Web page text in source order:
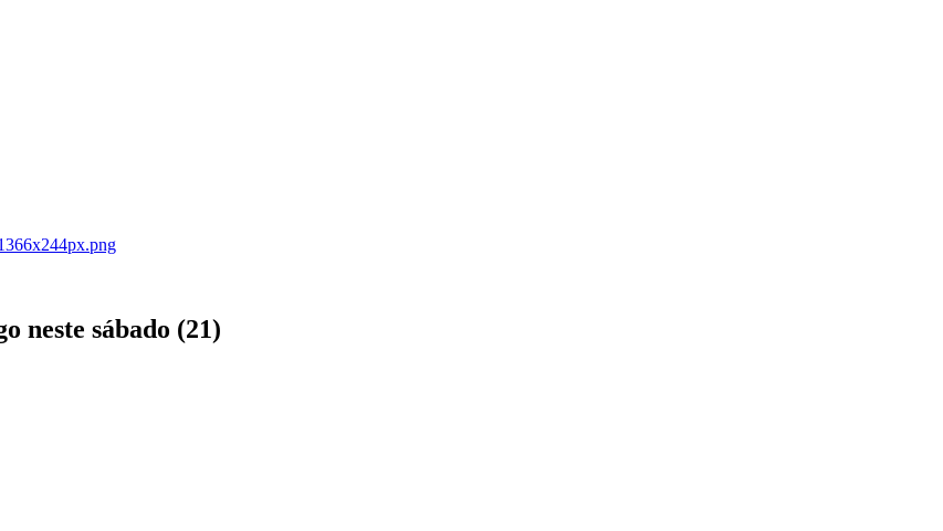
neste sábado (21)